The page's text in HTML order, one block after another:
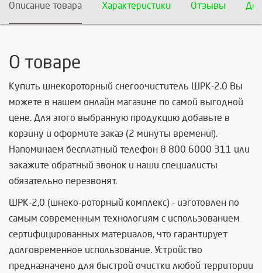
Описание товара Характеристики Отзывы
О товаре
Купить шнекороторный снегоочиститель ШРК-2.0 Вы
можете в нашем онлайн магазине по самой выгодной
цене. Для этого выбранную продукцию добавьте в
корзину и оформите заказ (2 минуты времени!).
Напоминаем бесплатный телефон 8 800 6000 311 или
закажите обратный звонок и наши специалисты
обязательно перезвонят.
ШРК-2,0 (шнеко-роторный комплекс) - изготовлен по
самым современным технологиям с использованием
сертифицированных материалов, что гарантирует
долговременное использование. Устройство
предназначено для быстрой очистки любой территории